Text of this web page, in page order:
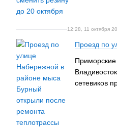
12:28, 11 октября
Проезд по
сетевиков